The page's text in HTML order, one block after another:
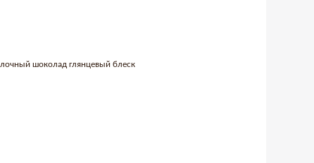
шоколад глянцевый блеск